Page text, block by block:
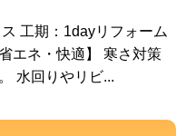
工期：1dayリフォーム
エネ・快適】 寒さ対策
水回りやリビ...